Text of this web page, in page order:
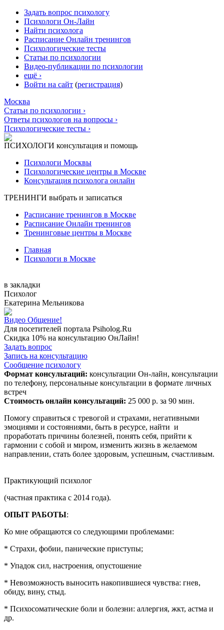
Задать вопрос психологу
Психологи Он-Лайн
Найти психолога
Расписание Онлайн тренингов
Психологические тесты
Статьи по психологии
Видео-публикации по психологии
ещё ›
Войти на сайт (регистрация)
Москва
Статьи по психологии ›
Ответы психологов на вопросы ›
Психологические тесты ›
ПСИХОЛОГИ консультация и помощь
Психологи Москвы
Психологические центры в Москве
Консультация психолога онлайн
ТРЕНИНГИ выбрать и записаться
Расписание тренингов в Москве
Расписание Онлайн тренингов
Тренинговые центры в Москве
Главная
Психологи в Москве
в закладки
Психолог
Екатерина Мельникова
Видео Общение!
Для посетителей портала Psiholog.Ru
Скидка 10% на консультацию ОнЛайн!
Задать вопрос
Запись на консультацию
Сообщение психологу
Формат консультаций: консультации Он-лайн, консультации
по телефону, персональные консультации в формате личных
встреч
Стоимость онлайн консультаций: 25 000 р. за 90 мин.
Помогу справиться с тревогой и страхами, негативными
эмоциями и состояниями, быть в ресурсе, найти ​ и
проработать причины болезней, понять себя, прийти к
гармонии с собой и миром, изменить жизнь в желаемом
направлении, стать более здоровым, успешным, счастливым.
Практикующий психолог
(частная практика с 2014 года).
ОПЫТ РАБОТЫ:
Ко мне обращаются со следующими проблемами:
* Страхи, фобии, панические приступы;
* Упадок сил, настроения, опустошение
* Невозможность выносить накопившиеся чувства: гнев,
обиду, вину, стыд.
* Психосоматические боли и болезни: аллергия, жкт, астма и
др.